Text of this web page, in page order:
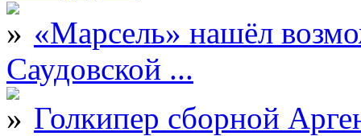
«Марсель» нашёл
Саудовской ...
Голкипер сборной